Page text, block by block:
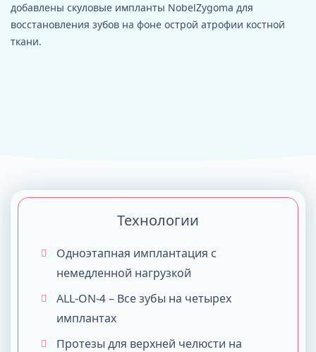
добавлены скуловые импланты NobelZygoma для
восстановления зубов на фоне острой атрофии костной
ткани.
Технологии
Одноэтапная имплантация с
немедленной нагрузкой
ALL-ON-4 – Все зубы на четырех
имплантах
Протезы для верхней челюсти на